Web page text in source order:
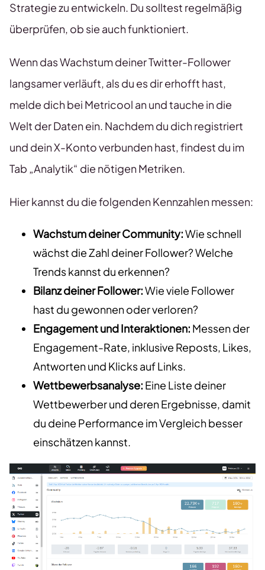
Strategie zu entwickeln. Du solltest regelmäßig
überprüfen, ob sie auch funktioniert.
Wenn das Wachstum deiner Twitter-Follower
langsamer verläuft, als du es dir erhofft hast,
melde dich bei Metricool an und tauche in die
Welt der Daten ein. Nachdem du dich registriert
und dein X-Konto verbunden hast, findest du im
Tab „Analytik“ die nötigen Metriken.
Hier kannst du die folgenden Kennzahlen messen:
Wachstum deiner Community:Wie schnell
wächst die Zahl deiner Follower? Welche
Trends kannst du erkennen?
Bilanz deiner Follower:Wie viele Follower
hast du gewonnen oder verloren?
Engagement und Interaktionen: Messen der
Engagement-Rate, inklusive Reposts, Likes,
Antworten und Klicks auf Links.
Wettbewerbsanalyse: Eine Liste deiner
Wettbewerber und deren Ergebnisse, damit
du deine Performance im Vergleich besser
einschätzen kannst.